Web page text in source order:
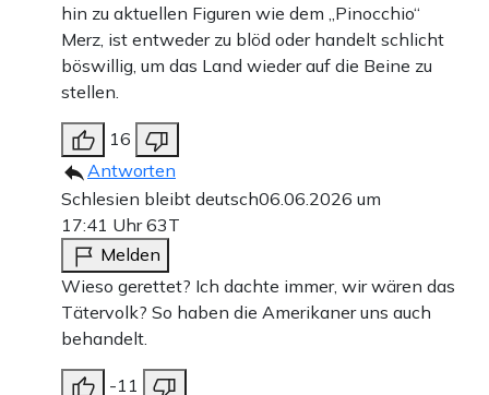
hin zu aktuellen Figuren wie dem „Pinocchio“
Merz, ist entweder zu blöd oder handelt schlicht
böswillig, um das Land wieder auf die Beine zu
stellen.
16
Antworten
Schlesien bleibt deutsch06.06.2026 um
17:41 Uhr63T
Melden
Wieso gerettet? Ich dachte immer, wir wären das
Tätervolk? So haben die Amerikaner uns auch
behandelt.
-11